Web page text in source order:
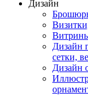
Дизайн
Дизайн
сетки,
Дизайн